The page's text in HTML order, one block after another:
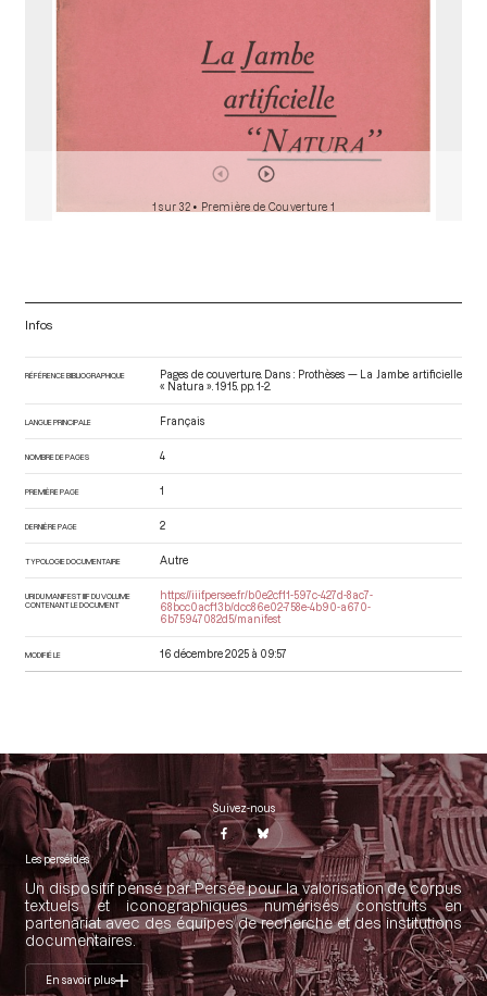
1 sur 32 • Première de Couverture 1
Infos
RÉFÉRENCE BIBLIOGRAPHIQUE
Pages de couverture. Dans : Prothèses — La Jambe artificielle
« Natura » . 1915. pp. 1-2.
LANGUE PRINCIPALE Français
NOMBRE DE PAGES 4
PREMIÈRE PAGE 1
DERNIÈRE PAGE 2
TYPOLOGIE DOCUMENTAIRE Autre
URI DU MANIFEST IIIF DU VOLUME
CONTENANT LE DOCUMENT
https://iiif.persee.fr/b0e2cf11-597c-427d-8ac7-
68bcc0acf13b/dcc86e02-758e-4b90-a670-
6b75947082d5/manifest
MODIFIÉ LE 16 décembre 2025 à 09:57
Suivez-nous
Les perséides
Un dispositif pensé par Persée pour la valorisation de corpus
textuels et iconographiques numérisés construits en
partenariat avec des équipes de recherche et des institutions
documentaires.
En savoir plus